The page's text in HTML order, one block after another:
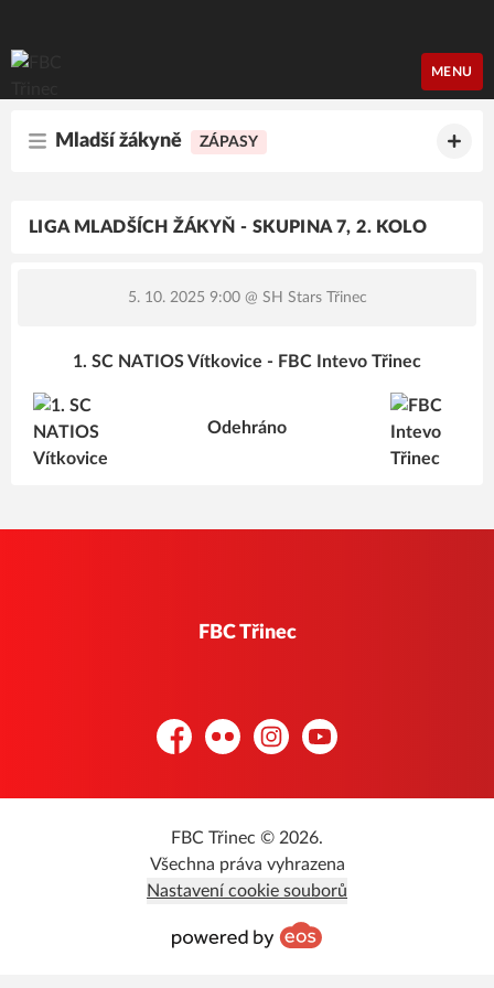
FBC Třinec
MENU
Mladší žákyně ZÁPASY
LIGA MLADŠÍCH ŽÁKYŇ - SKUPINA 7, 2. KOLO
5. 10. 2025 9:00@ SH Stars Třinec
1. SC NATIOS Vítkovice - FBC Intevo Třinec
Odehráno
FBC Třinec
FacebookFlickr InstagramYouTube
FBC Třinec © 2026.
Všechna práva vyhrazena
Nastavení cookie souborů